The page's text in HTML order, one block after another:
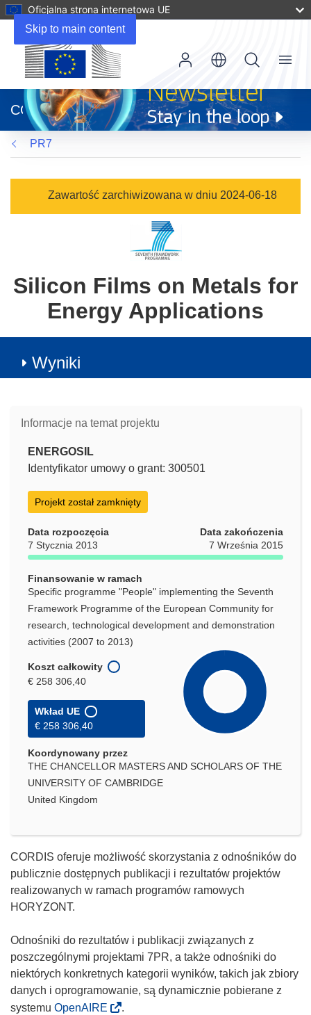
Skip to main content
Oficjalna strona internetowa UE
otworzy
się
w
nowym
oknie)
CORDIS
Menu
PR7
Zawartość zarchiwizowana w dniu 2024-06-18
Silicon Films on Metals for
Energy Applications
Wyniki
Informacje na temat projektu
ENERGOSIL
Identyfikator umowy o grant: 300501
Projekt został zamknięty
Data rozpoczęcia
7 Stycznia 2013
Data zakończenia
7 Września 2015
Finansowanie w ramach
Specific programme "People" implementing the Seventh
Framework Programme of the European Community for
research, technological development and demonstration
activities (2007 to 2013)
Koszt całkowity
€ 258 306,40
Wkład UE
€ 258 306,40
Koordynowany przez
THE CHANCELLOR MASTERS AND SCHOLARS OF THE
UNIVERSITY OF CAMBRIDGE
United Kingdom
CORDIS oferuje możliwość skorzystania z odnośników do
publicznie dostępnych publikacji i rezultatów projektów
realizowanych w ramach programów ramowych
HORYZONT.
Odnośniki do rezultatów i publikacji związanych z
poszczególnymi projektami 7PR, a także odnośniki do
niektórych konkretnych kategorii wyników, takich jak zbiory
danych i oprogramowanie, są dynamicznie pobierane z
systemu OpenAIRE .